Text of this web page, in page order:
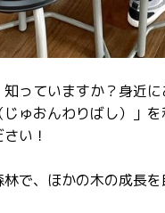
っていますか？身近
ゅおんわりばし）」
い！
、ほかの木の成長を